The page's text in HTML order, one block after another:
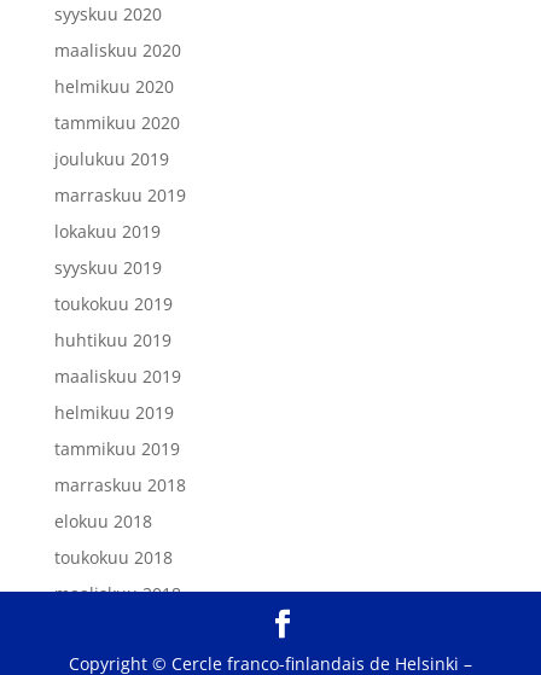
syyskuu 2020
maaliskuu 2020
helmikuu 2020
tammikuu 2020
joulukuu 2019
marraskuu 2019
lokakuu 2019
syyskuu 2019
toukokuu 2019
huhtikuu 2019
maaliskuu 2019
helmikuu 2019
tammikuu 2019
marraskuu 2018
elokuu 2018
toukokuu 2018
maaliskuu 2018
tammikuu 2018
Copyright © Cercle franco-finlandais de Helsinki –